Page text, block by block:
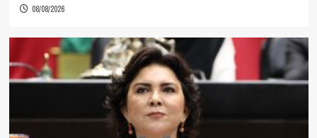
08/08/2026